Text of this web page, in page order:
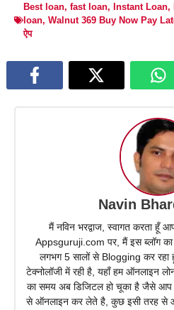
Best loan, fast loan, Instant Loan,
loan, Walnut 369 Buy Now Pay
ऐप
Navin
मैं नविन भरद्वाज, स्वागत करता हूँ
Appsguruji.com पर, मैं इस ब्लॉग
लगभग 5 सालों से Blogging कर रहा
टेक्नोलॉजी में रही है, यहाँ हम ऑनलाइन
का समय अब डिजिटल हो चूका है जैसे आप
से ऑनलाइन कर लेते है, कुछ इसी तरह से